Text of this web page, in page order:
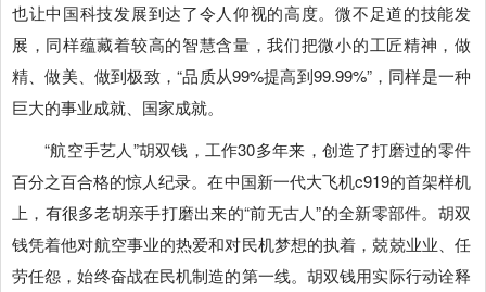
也让中国科技发展到达了令人仰视的高度。微不足道的技能发
展，同样蕴藏着较高的智慧含量，我们把微小的工匠精神，做
精、做美、做到极致，“品质从99%提高到99.99%”，同样是一种
巨大的事业成就、国家成就。
“航空手艺人”胡双钱，工作30多年来，创造了打磨过的零件
百分之百合格的惊人纪录。在中国新一代大飞机c919的首架样机
上，有很多老胡亲手打磨出来的“前无古人”的全新零部件。胡双
钱凭着他对航空事业的热爱和对民机梦想的执着，兢兢业业、任
劳任怨，始终奋战在民机制造的第一线。胡双钱用实际行动诠释